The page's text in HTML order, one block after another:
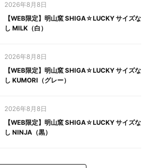
2026年8月8日
【WEB限定】明山窯 SHIGA☆LUCKY サイズな
し MILK（白）
2026年8月8日
【WEB限定】明山窯 SHIGA☆LUCKY サイズな
し KUMORI（グレー）
2026年8月8日
【WEB限定】明山窯 SHIGA☆LUCKY サイズな
し NINJA（黒）